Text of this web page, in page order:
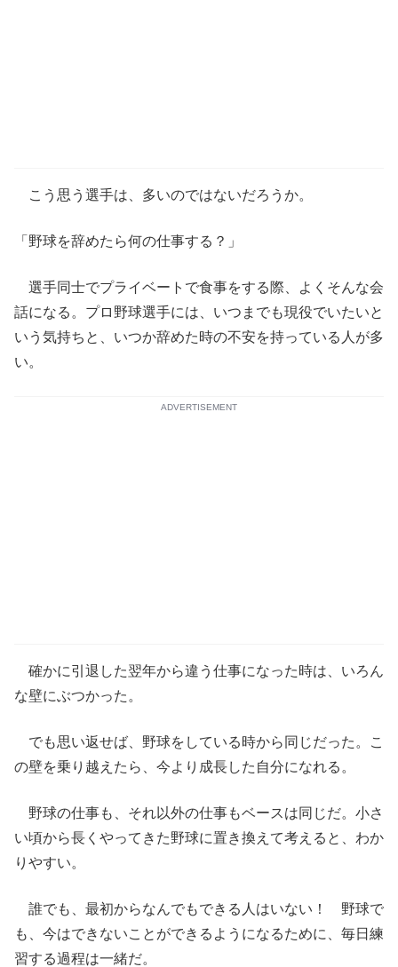
こう思う選手は、多いのではないだろうか。
「野球を辞めたら何の仕事する？」
選手同士でプライベートで食事をする際、よくそんな会
話になる。プロ野球選手には、いつまでも現役でいたいと
いう気持ちと、いつか辞めた時の不安を持っている人が多
い。
ADVERTISEMENT
確かに引退した翌年から違う仕事になった時は、いろん
な壁にぶつかった。
でも思い返せば、野球をしている時から同じだった。こ
の壁を乗り越えたら、今より成長した自分になれる。
野球の仕事も、それ以外の仕事もベースは同じだ。小さ
い頃から長くやってきた野球に置き換えて考えると、わか
りやすい。
誰でも、最初からなんでもできる人はいない！ 野球で
も、今はできないことができるようになるために、毎日練
習する過程は一緒だ。